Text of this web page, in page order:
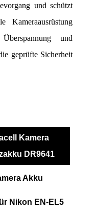
und schützt
und
geprüfte Sicherheit
Kamera
DR9641
Akku
Nikon EN-EL5